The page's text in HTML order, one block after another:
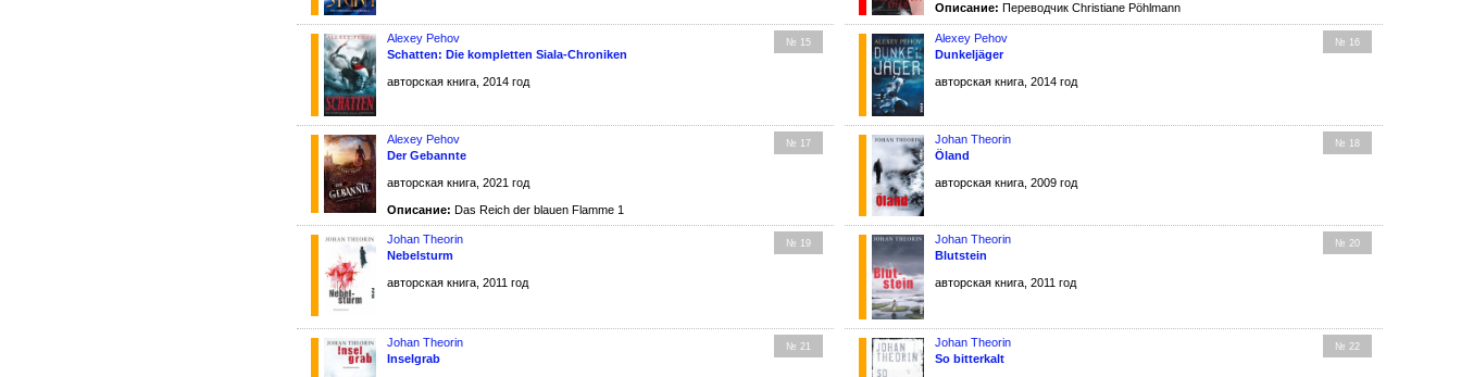
Описание: Переводчик Christiane Pöhlmann
№ 15
Alexey Pehov
Schatten: Die kompletten Siala-Chroniken
авторская книга, 2014 год
№ 16
Alexey Pehov
Dunkeljäger
авторская книга, 2014 год
№ 17
Alexey Pehov
Der Gebannte
авторская книга, 2021 год
Описание: Das Reich der blauen Flamme 1
№ 18
Johan Theorin
Öland
авторская книга, 2009 год
№ 19
Johan Theorin
Nebelsturm
авторская книга, 2011 год
№ 20
Johan Theorin
Blutstein
авторская книга, 2011 год
№ 21
Johan Theorin
Inselgrab
№ 22
Johan Theorin
So bitterkalt